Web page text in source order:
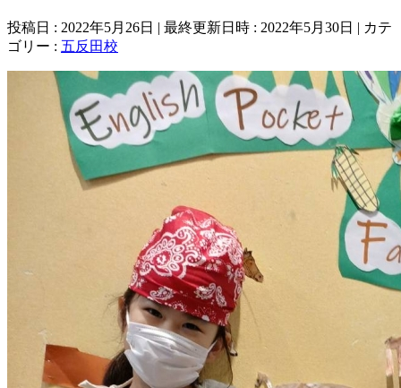
投稿日 : 2022年5月26日 最終更新日時 : 2022年5月30日
カテ
ゴリー : 五反田校